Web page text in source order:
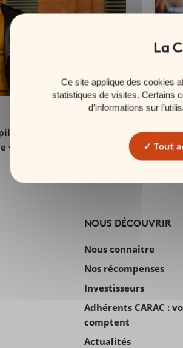
: quel mode de
vie ?
NOUS DÉCOUVRIR
Nous connaitre
Nos récompenses
Investisseurs
Adhérents CARAC :
comptent
Actualités
Ce site applique des cookies
statistiques de visites. Certains
d’informations sur
Tout